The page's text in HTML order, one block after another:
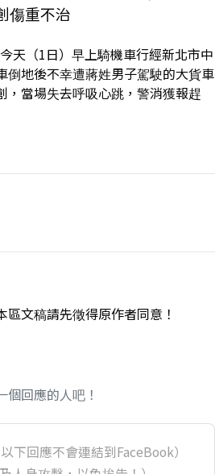
傷重不治
天（1日）早上騎機車行經新北市中
倒地後不幸遭蔣姓男子駕駛的大貨車
，當場失去呼吸心跳，警消獲報趕
區文稿請先徵得原作者同意！
回應的人吧！
以下回應不會連結到FaceBook）